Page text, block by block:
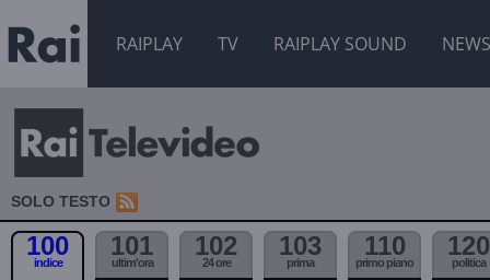
RAIPLAY TV RAIPLAY SOUND NEWS
SOLO TESTO
100
indice
101
ultim'ora
102
24 ore
103
prima
110
primo piano
120
politica